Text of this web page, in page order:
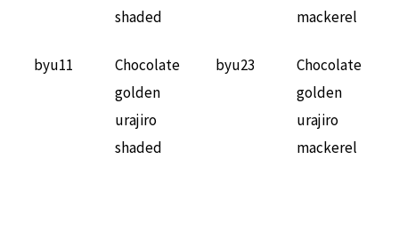
shaded
mackerel
byu11
Chocolate
golden
urajiro
shaded
byu23
Chocolate
golden
urajiro
mackerel